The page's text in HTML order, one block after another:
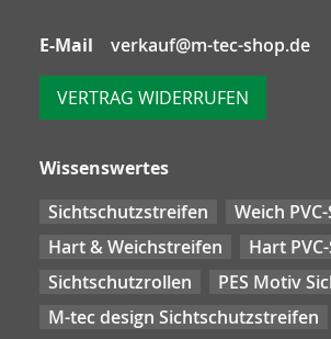
E-Mail verkauf@m-tec-shop.de
VERTRAG WIDERRUFEN
Wissenswertes
Sichtschutzstreifen
Weich
Hart & Weichstreifen
Hart
Sichtschutzrollen
PES Motiv
M-tec design Sichtschutzstreifen